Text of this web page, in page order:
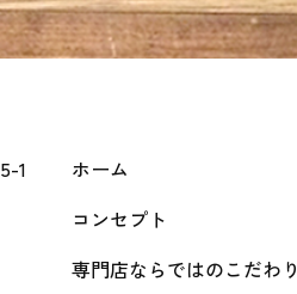
1
ホーム
コンセプト
専門店ならではのこだわり